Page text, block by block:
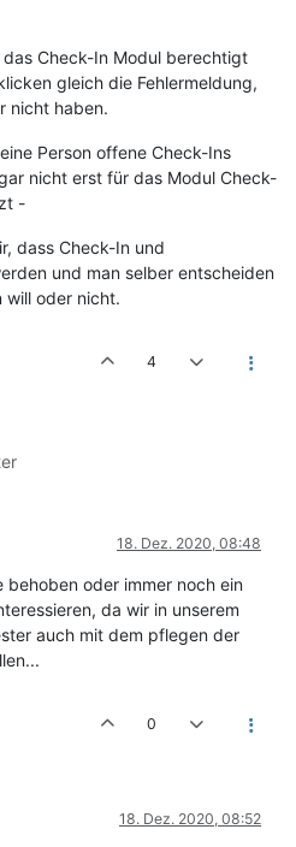
Check-In Modul berechtigt
gleich die Fehlermeldung,
nicht haben.
Person offene Check-Ins
nicht erst für das Modul Check-
-
dass Check-In und
und man selber entscheiden
will oder nicht.
4
18. Dez. 2020, 08:48
behoben oder immer noch ein
da wir in unserem
auch mit dem pflegen der
0
18. Dez. 2020, 08:52